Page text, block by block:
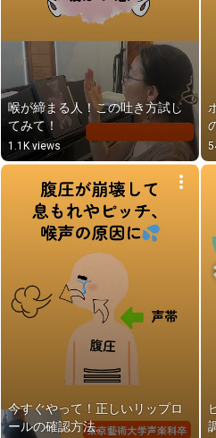
喉が締まる人！この吐き方試し
てみて！
1.1K views
今すぐやって！正しいリップロ
ールの確認方法。